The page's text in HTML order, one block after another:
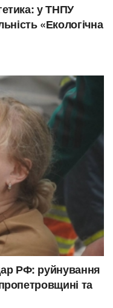
у ТНПУ
«Екологічна
РФ: руйнування
та